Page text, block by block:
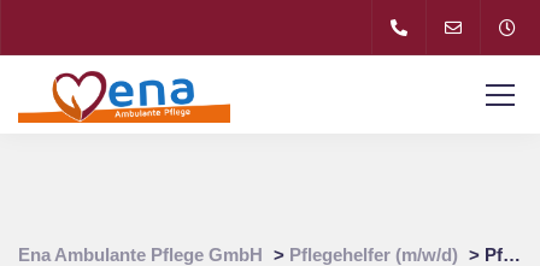
Ena Ambulante Pflege GmbH > Pflegehelfer (m/w/d) > Pflegehelfer (m/w/d) für Pflegedienst in 80538 Schwabing-Freimann